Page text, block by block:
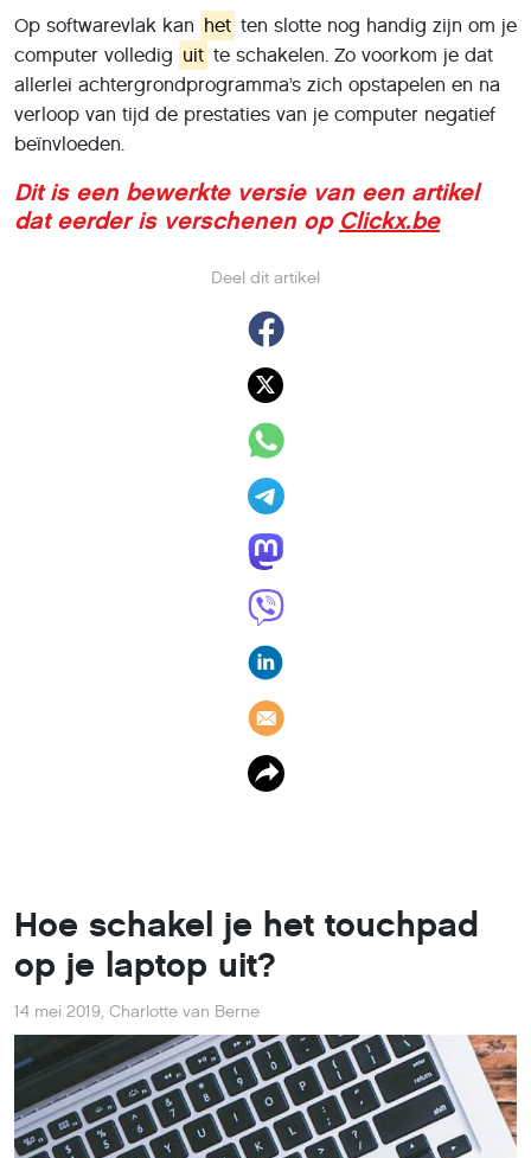
Deel dit artikel
Op softwarevlak kan het ten slotte nog handig zijn om je
computer volledig uit te schakelen. Zo voorkom je dat
allerlei achtergrondprogramma’s zich opstapelen en na
verloop van tijd de prestaties van je computer negatief
beïnvloeden.
Dit is een bewerkte versie van een artikel
dat eerder is verschenen op Clickx.be
Hoe schakel je het touchpad
op je laptop uit?
14 mei 2019, Charlotte van Berne